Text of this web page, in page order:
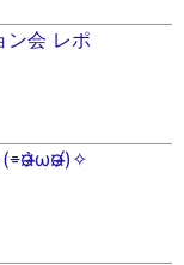
ン会 レポ
(⌯︎¤̴̶̷̀ω¤̴̶̷́)✧︎